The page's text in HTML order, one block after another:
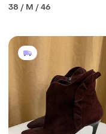
38 / M / 46